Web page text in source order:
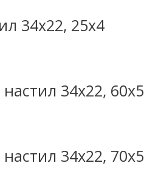
34х22, 25х4
34х22, 60х5
34х22, 70х5